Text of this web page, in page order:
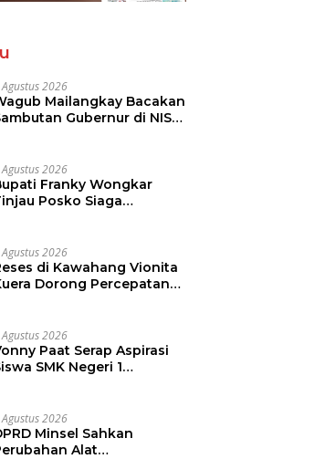
Agustus 2026
Mailangkay Bacakan
Gubernur di NISF
Kelapa ke Investor
Agustus 2026
Franky Wongkar
Posko Siaga
Kemarau
Agustus 2026
di Kawahang Vionita
Dorong Percepatan
Agustus 2026
Paat Serap Aspirasi
SMK Negeri 1
Agustus 2026
Minsel Sahkan
Alat